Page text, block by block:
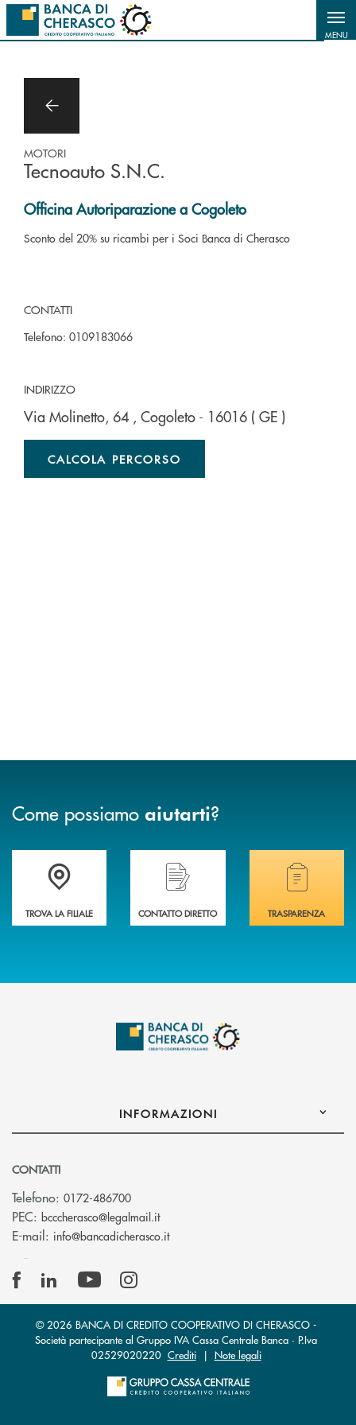
Salta al contenuto principale
MENU
MOTORI
Tecnoauto S.N.C.
Officina Autoriparazione a Cogoleto
Sconto del 20% su ricambi per i Soci Banca di Cherasco
CONTATTI
Telefono: 0109183066
INDIRIZZO
Via Molinetto, 64 , Cogoleto - 16016 ( GE )
CALCOLA PERCORSO
Come possiamo aiutarti?
Accedi all' elenco completo delle filiali .
TROVA LA FILIALE
Hai bisogno di assistenza immediata?
CONTATTO DIRETTO
Hai bisogno di
TRASPARENZA
INFORMAZIONI
CONTATTI
Telefono: 0172-486700
PEC: bcccherasco@legalmail.it(si apre l’app di posta elettronica)
E-mail: info@bancadicherasco.it(si apre l’app di posta elettronica)
© 2026 BANCA DI CREDITO COOPERATIVO DI CHERASCO -
Società partecipante al Gruppo IVA Cassa Centrale Banca · P.Iva
02529020220 Crediti| Note legali